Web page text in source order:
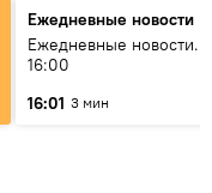
Ежедневные новости
Ежедневные новости.
16:00
16:01 3 мин